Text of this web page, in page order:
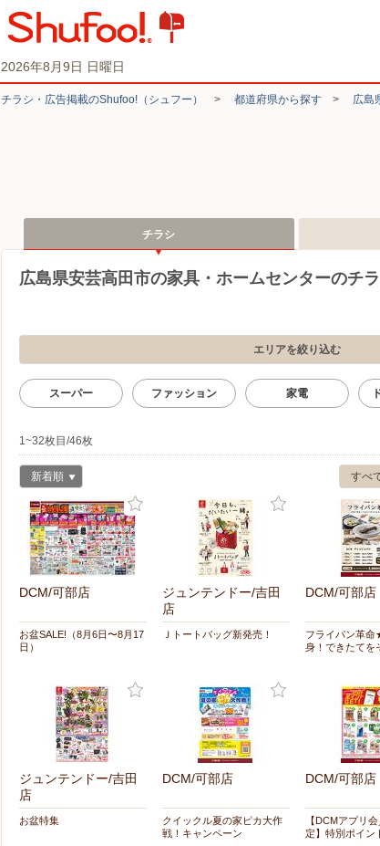
2026年8月9日 日曜日
チラシ・​広告掲載の​Shufoo!​（シュフー） > 都道府県から探す > 広島
チラシ
広島県安芸高田市の家具・ホームセンターのチ
エリアを絞り込む
スーパー ファッション 家電
1~32枚目/46枚
すべ
新着順
DCM/可部店
お盆SALE!（8月6日〜8月17
日）
ジュンテンドー/吉田
店
Ｊトートバッグ新発売！
DCM/可部店
フライパン革
身！できたてを
ジュンテンドー/吉田
店
お盆特集
DCM/可部店
クイックル夏の家ピカ大作
戦！キャンペーン
DCM/可部店
【DCMアプリ
定】特別ポイン